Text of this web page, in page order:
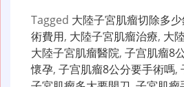
Tagged 大陸子宮肌瘤切除多
術費用, 大陸子宮肌瘤治療, 大
大陸子宮肌瘤醫院, 子宫肌瘤8
懷孕, 子宫肌瘤8公分要手術嗎,